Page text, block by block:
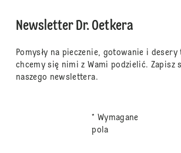
Newsletter Dr. Oetkera
Pomysły na pieczenie, gotowanie i desery
chcemy się nimi z Wami podzielić. Zapisz
naszego newslettera.
* Wymagane
pola